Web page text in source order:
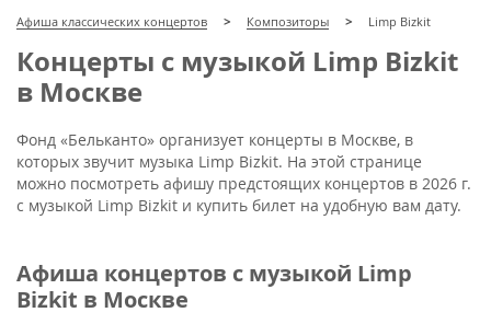
8 (499) 923-22-78
8 (800) 770-09-71
для регионов
Афиша классических концертов Композиторы Limp Bizkit
Концерты с музыкой Limp Bizkit
в Москве
Фонд «Бельканто» организует концерты в Москве, в
которых звучит музыка Limp Bizkit. На этой странице
можно посмотреть афишу предстоящих концертов в 2026 г.
с музыкой Limp Bizkit и купить билет на удобную вам дату.
Афиша концертов с музыкой Limp
Bizkit в Москве